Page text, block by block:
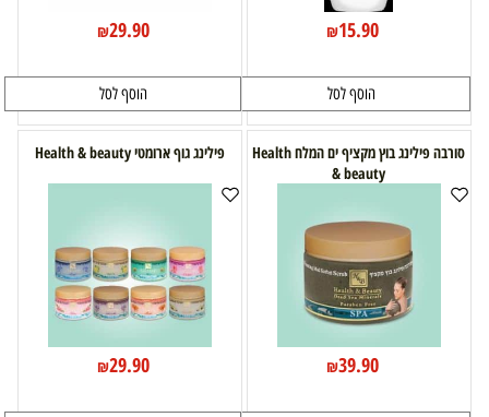
₪15.90
הוסף לסל
₪29.90
הוסף לסל
סורבה פילינג בוץ מקציף ים המלח Health
& beauty
₪39.90
פילינג גוף ארומטי Health & beauty
₪29.90